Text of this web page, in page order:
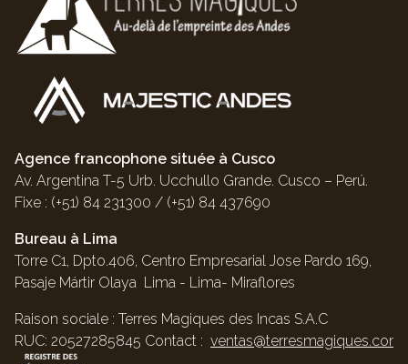
Agence francophone située à Cusco
Av. Argentina T-5 Urb. Ucchullo Grande. Cusco – Perú.
Fixe : (+51) 84 231300 / (+51) 84 437690
Bureau à Lima
Torre C1, Dpto.406, Centro Empresarial Jose Pardo 169,
Pasaje Mártir Olaya Lima - Lima- Miraflores
Raison sociale : Terres Magiques des Incas S.A.C
RUC: 20527285845 Contact : ventas@terresmagiques.com